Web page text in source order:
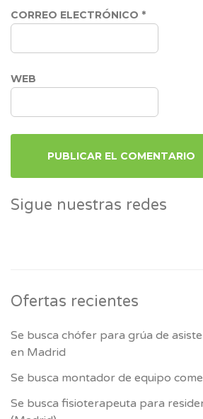
CORREO ELECTRÓNICO *
WEB
Sigue nuestras redes
Ofertas recientes
Se busca chófer para grúa de
en Madrid
Se busca montador de equipo
Se busca fisioterapeuta para